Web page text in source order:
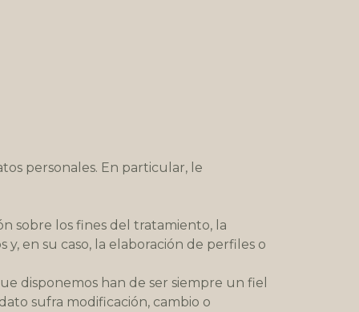
personales. En particular, le
sobre los fines del tratamiento, la
en su caso, la elaboración de perfiles o
disponemos han de ser siempre un fiel
sufra modificación, cambio o